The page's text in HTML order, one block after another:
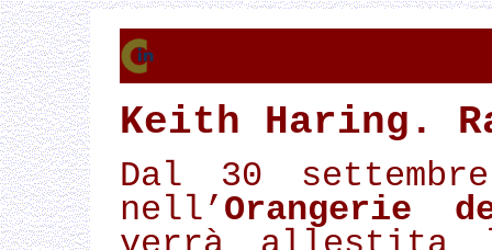
Keith Haring.
Dal 30
nell’ Orangerie